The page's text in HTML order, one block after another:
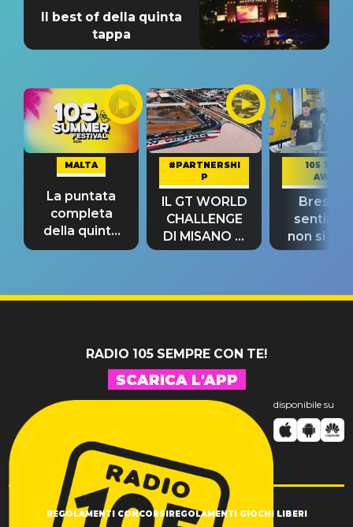
Il best of della quinta
tappa
MALTA
La puntata
completa
della quinta
tappa
#PARTNERSHI
P
IL GT WORLD
CHALLENGE
DI MISANO si
riconferma
105 TAKE
AWAY
Bresh:
non si
fino alla
RADIO 105 SEMPRE CON TE!
SCARICA L'APP
disponibile su
REGOLAMENTI CONCORSIREGOLAMENTI GIOCHI LIBERI